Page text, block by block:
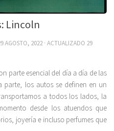
Lincoln
AGOSTO, 2022 · ACTUALIZADO 29
parte esencial del día a día de las
parte, los autos se definen en un
a todos los lados, la
desde los atuendos que
joyería e incluso perfumes que